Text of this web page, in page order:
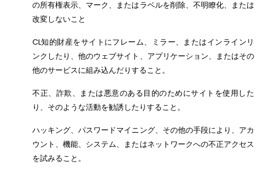
の所有権表示、マーク、またはラベルを削除、不明瞭化、または
改変しないこと
CL知的財産をサイトにフレーム、ミラー、またはインラインリ
ンクしたり、他のウェブサイト、アプリケーション、またはその
他のサービスに組み込んだりすること。
不正、詐欺、または悪意のある目的のためにサイトを使用した
り、そのような活動を勧誘したりすること。
ハッキング、パスワードマイニング、その他の手段により、アカ
ウント、機能、システム、またはネットワークへの不正アクセス
を試みること。